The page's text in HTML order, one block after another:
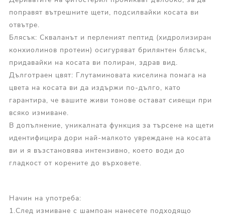
поправят вътрешните щети, подсилвайки косата ви
отвътре.
Блясък: Скваланът и перленият пептид (хидролизиран
конхиолинов протеин) осигуряват брилянтен блясък,
придавайки на косата ви полиран, здрав вид.
Дълготраен цвят: Глутаминовата киселина помага на
цвета на косата ви да издържи по-дълго, като
гарантира, че вашите живи тонове остават сияещи при
всяко измиване.
В допълнение, уникалната функция за търсене на щети
идентифицира дори най-малкото увреждане на косата
ви и я възстановява интензивно, което води до
гладкост от корените до върховете.
Начин на употреба:
1.След измиване с шампоан нанесете подходящо